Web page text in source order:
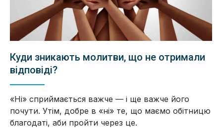
Куди зникають молитви, що не отримали
відповіді?
«Ні» сприймається важче — і ще важче його
почути. Утім, добре в «ні» те, що маємо обітницю
благодаті, аби пройти через це.